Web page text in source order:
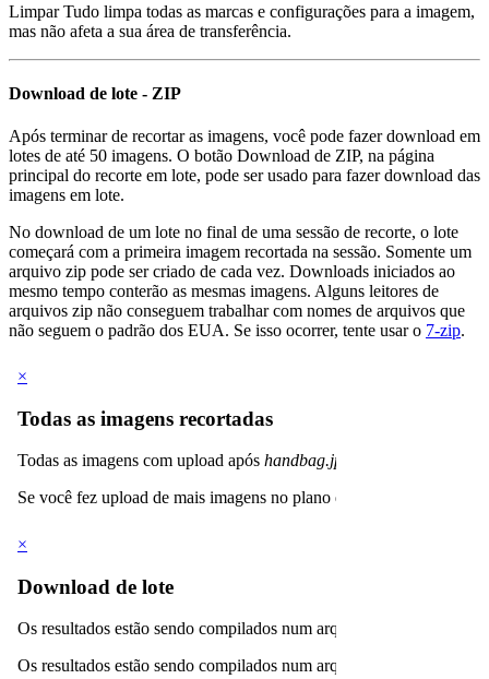
Limpar Tudo limpa todas as marcas e configurações para a imagem,
mas não afeta a sua área de transferência.
Download de lote - ZIP
Após terminar de recortar as imagens, você pode fazer download em
lotes de até 50 imagens. O botão Download de ZIP, na página
principal do recorte em lote, pode ser usado para fazer download das
imagens em lote.
No download de um lote no final de uma sessão de recorte, o lote
começará com a primeira imagem recortada na sessão. Somente um
arquivo zip pode ser criado de cada vez. Downloads iniciados ao
mesmo tempo conterão as mesmas imagens. Alguns leitores de
arquivos zip não conseguem trabalhar com nomes de arquivos que
não seguem o padrão dos EUA. Se isso ocorrer, tente usar o 7-zip.